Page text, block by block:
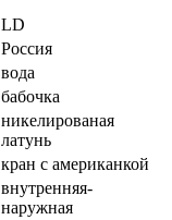
LD
Россия
вода
бабочка
никелированая
латунь
кран с американкой
внутренняя-
наружная